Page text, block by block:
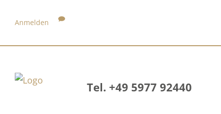
Anmelden
Tel. +49 5977 92440